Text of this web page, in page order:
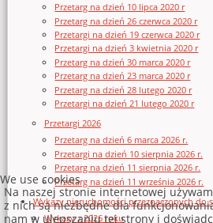
Przetarg na dzień 10 lipca 2020 r
Przetarg na dzień 26 czerwca 2020 r
Przetargi na dzień 19 czerwca 2020 r
Przetargi na dzień 3 kwietnia 2020 r
Przetarg na dzień 30 marca 2020 r
Przetarg na dzień 23 marca 2020 r
Przetarg na dzień 28 lutego 2020 r
Przetargi na dzień 21 lutego 2020 r
Przetargi 2026
Przetarg na dzień 6 marca 2026 r.
Przetargi na dzień 10 sierpnia 2026 r.
Przetarg na dzień 11 sierpnia 2026 r.
Przetarg na dzień 11 września 2026 r.
Wykazy nieruchomości przeznaczonych do
Wykazy z 2026 roku
We use cookies
Na naszej stronie internetowej
z nich są niezbędne dla
nam w ulepszaniu tej strony i